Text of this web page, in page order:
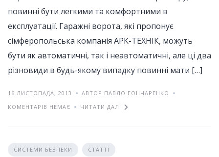
повинні бути легкими та комфортними в
експлуатації. Гаражні ворота, які пропонує
сімферопольська компанія АРК-ТЕХНІК, можуть
бути як автоматичні, так і неавтоматичні, але ці два
різновиди в будь-якому випадку повинні мати […]
16 ЛИСТОПАДА, 2013
АВТОР ПАВЛО ГОНЧАРЕНКО
КОМЕНТАРІВ НЕМАЄ
ЧИТАТИ ДАЛІ
СИСТЕМИ БЕЗПЕКИ СТАТТІ